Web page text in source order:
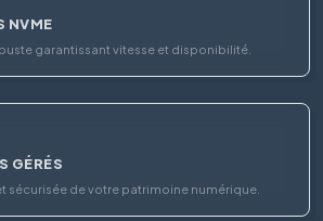
NVME
garantissant vitesse et disponibilité.
GÉRÉS
sécurisée de votre patrimoine numérique.